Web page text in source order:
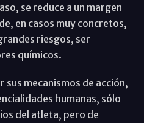
se reduce a un margen
en casos muy concretos,
riesgos, ser
químicos.
sus mecanismos de acción,
humanas, sólo
del atleta, pero de